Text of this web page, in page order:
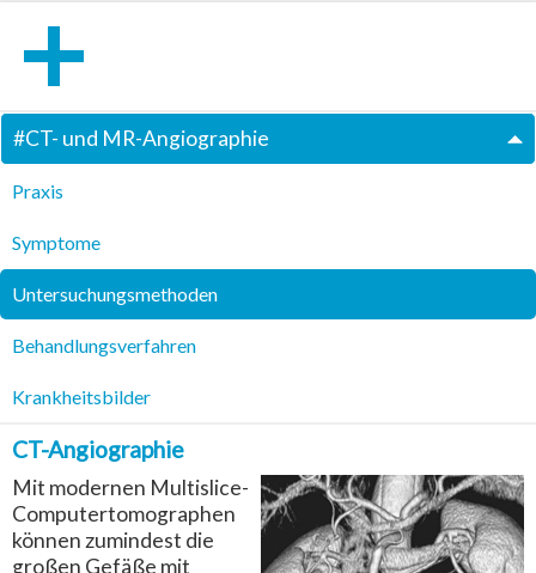
#CT- und MR-Angiographie
Praxis
Symptome
Untersuchungsmethoden
Behandlungsverfahren
Krankheitsbilder
CT-Angiographie
Mit modernen Multislice-
Computertomographen
können zumindest die
großen Gefäße mit